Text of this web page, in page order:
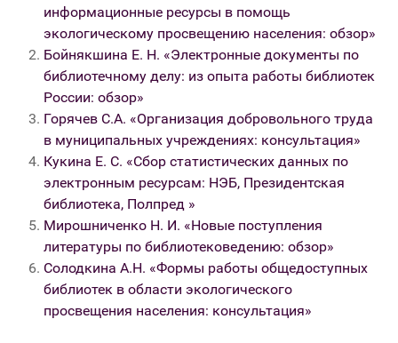
информационные ресурсы в помощь
экологическому просвещению населения: обзор»
Бойнякшина Е. Н. «Электронные документы по
библиотечному делу: из опыта работы библиотек
России: обзор»
Горячев С.А. «Организация добровольного труда
в муниципальных учреждениях: консультация»
Кукина Е. С. «Сбор статистических данных по
электронным ресурсам: НЭБ, Президентская
библиотека, Полпред »
Мирошниченко Н. И. «Новые поступления
литературы по библиотековедению: обзор»
Солодкина А.Н. «Формы работы общедоступных
библиотек в области экологического
просвещения населения: консультация»